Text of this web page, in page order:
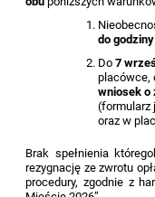
do
Do7
placówce,
wniosek o
(formularz
oraz w
Brak spełnienia
rezygnację ze zwrotu
procedury, zgodnie z